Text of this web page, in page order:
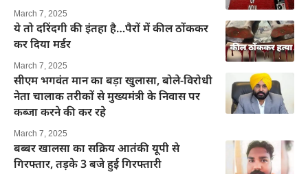
March 7, 2025
ये तो दरिंदगी की इंतहा है…पैरों में कील ठोंककर
कर दिया मर्डर
March 7, 2025
सीएम भगवंत मान का बड़ा खुलासा, बोले-विरोधी
नेता चालाक तरीकों से मुख्यमंत्री के निवास पर
कब्जा करने की कर रहे
March 7, 2025
बब्बर खालसा का सक्रिय आतंकी यूपी से
गिरफ्तार, तड़के 3 बजे हुई गिरफ्तारी